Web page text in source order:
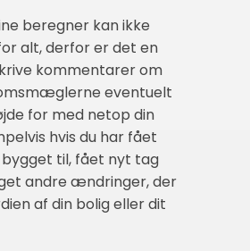
beregner kan ikke
alt, derfor er det en
kommentarer om
eventuelt
for med netop din
hvis du har fået
til, fået nyt tag
andre ændringer, der
af din bolig eller dit